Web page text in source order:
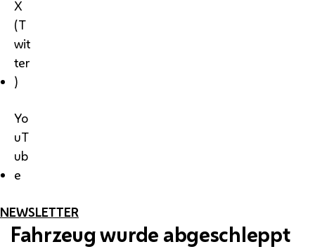
X
(T
wit
ter
)
Yo
uT
ub
e
NEWSLETTER
Fahrzeug wurde abgeschleppt